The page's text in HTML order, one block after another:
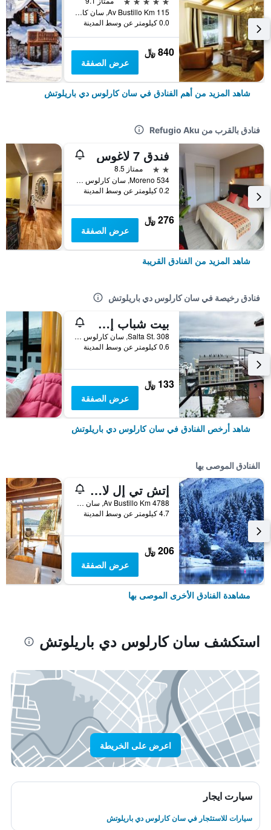
Av Bustillo Km 115, سان كارلوس دي باريلوتش, محافظة ريو نيغرو, الأرجنتين
0.0 كيلومتر عن وسط المدينة
840 ﷼
عرض الصفقة
شاهد المزيد من أهم الفنادق في سان كارلوس دي باريلوتش
فنادق بالقرب من Refugio Aku
فندق 7 لاغوس
2 نجمتين
ممتاز 8.5
Moreno 534, سان كارلوس دي باريلوتش, محافظة ريو نيغرو, الأرجنتين
0.2 كيلومتر عن وسط المدينة
276 ﷼
عرض الصفقة
شاهد المزيد من الفنادق القريبة
فنادق رخيصة في سان كارلوس دي باريلوتش
بيت شباب إن باريلوتشي
Salta St. 308, سان كارلوس دي باريلوتش, محافظة ريو نيغرو, الأرجنتين
0.6 كيلومتر عن وسط المدينة
133 ﷼
عرض الصفقة
شاهد أرخص الفنادق في سان كارلوس دي باريلوتش
الفنادق الموصى بها
إتش تي إل لا مالينكا
Av Bustillo Km 4788, سان كارلوس دي باريلوتش, محافظة ريو نيغرو, الأرجنتين
4.7 كيلومتر عن وسط المدينة
206 ﷼
عرض الصفقة
مشاهدة الفنادق الأخرى الموصى بها
استكشف سان كارلوس دي باريلوتش
اعرض على الخريطة
سيارت ايجار
سيارات للاستئجار في سان كارلوس دي باريلوتش